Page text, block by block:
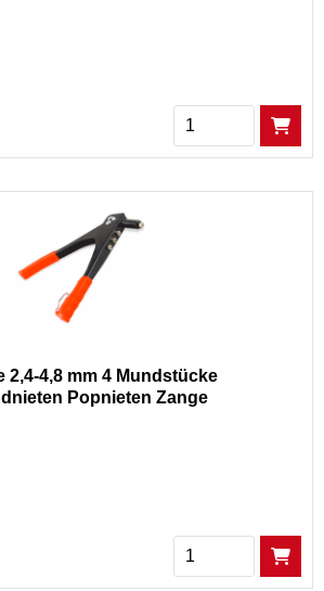
Menge
2,4-4,8 mm 4 Mundstücke
Popnieten Zange
Menge